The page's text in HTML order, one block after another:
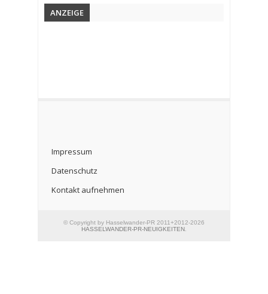
ANZEIGE
Impressum
Datenschutz
Kontakt aufnehmen
© Copyright by Hasselwander-PR 2011+2012-2026
HASSELWANDER-PR-NEUIGKEITEN.